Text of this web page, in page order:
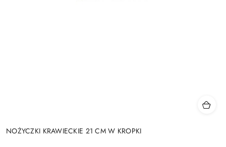
NOŻYCZKI KRAWIECKIE 21 CM W KROPKI